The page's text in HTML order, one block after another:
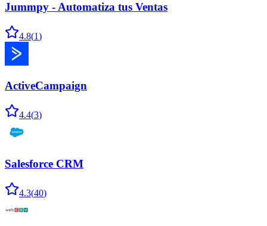
Jummpy - Automatiza tus Ventas
4.8(1)
ActiveCampaign
4.4(3)
Salesforce CRM
4.3(40)